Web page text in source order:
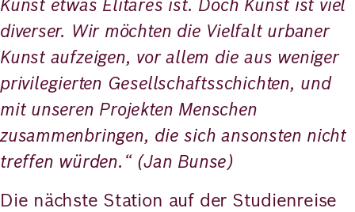
diverser. Wir möchten die Vielfalt urbaner
Kunst aufzeigen, vor allem die aus weniger
privilegierten Gesellschaftsschichten, und
mit unseren Projekten Menschen
zusammenbringen, die sich ansonsten nicht
treffen würden.“ (Jan Bunse)
Die nächste Station auf der Studienreise